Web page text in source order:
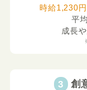
時給1,230
平
成長
創